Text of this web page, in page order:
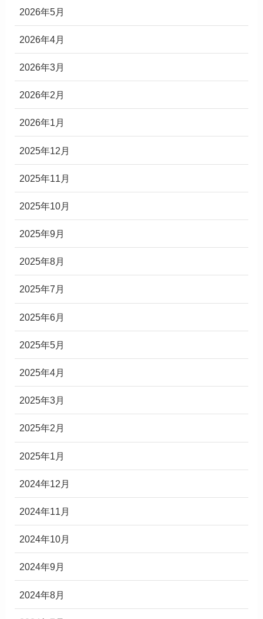
2026年5月
2026年4月
2026年3月
2026年2月
2026年1月
2025年12月
2025年11月
2025年10月
2025年9月
2025年8月
2025年7月
2025年6月
2025年5月
2025年4月
2025年3月
2025年2月
2025年1月
2024年12月
2024年11月
2024年10月
2024年9月
2024年8月